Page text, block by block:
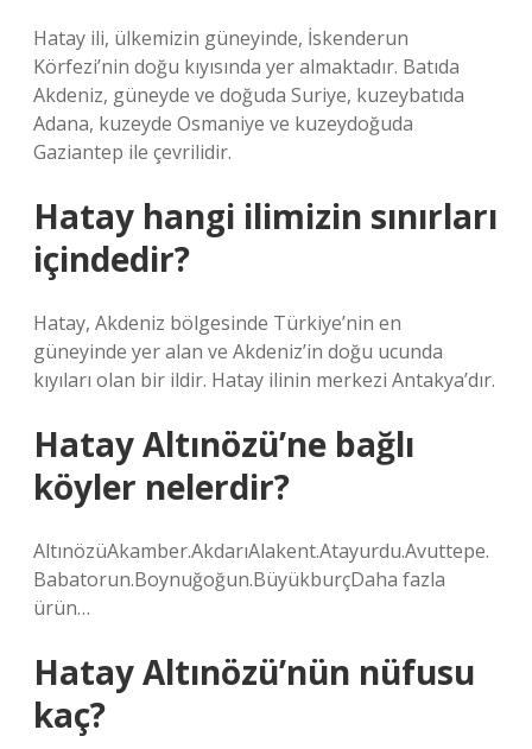
Hatay ili, ülkemizin güneyinde, İskenderun
Körfezi’nin doğu kıyısında yer almaktadır. Batıda
Akdeniz, güneyde ve doğuda Suriye, kuzeybatıda
Adana, kuzeyde Osmaniye ve kuzeydoğuda
Gaziantep ile çevrilidir.
Hatay hangi ilimizin sınırları
içindedir?
Hatay, Akdeniz bölgesinde Türkiye’nin en
güneyinde yer alan ve Akdeniz’in doğu ucunda
kıyıları olan bir ildir. Hatay ilinin merkezi Antakya’dır.
Hatay Altınözü’ne bağlı
köyler nelerdir?
AltınözüAkamber.AkdarıAlakent.Atayurdu.Avuttepe.
Babatorun.Boynuğoğun.BüyükburçDaha fazla
ürün…
Hatay Altınözü’nün nüfusu
kaç?